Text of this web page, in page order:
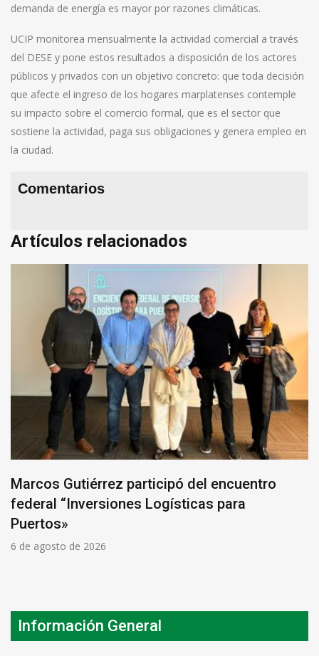
demanda de energía es mayor por razones climáticas.
UCIP monitorea mensualmente la actividad comercial a través
del DESE y pone estos resultados a disposición de los actores
públicos y privados con un objetivo concreto: que toda decisión
que afecte el ingreso de los hogares marplatenses contemple
su impacto sobre el comercio formal, que es el sector que
sostiene la actividad, paga sus obligaciones y genera empleo en
la ciudad.
Comentarios
Artículos relacionados
Marcos Gutiérrez participó del encuentro
federal “Inversiones Logísticas para
Puertos»
6 de agosto de 2026
Información General